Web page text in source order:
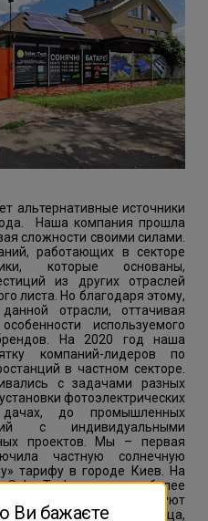
альтернативные источники
Наша компания прошла
сложности своими силами.
работающих в секторе
которые основаны,
из других отраслей
листа. Но благодаря этому,
отрасли, оттачивая
используемого
На 2020 год наша
компаний-лидеров по
в частном секторе.
с задачами разных
фотоэлектрических
до промышленных
с индивидуальными
проектов. Мы – первая
частную солнечную
тарифу в городе Киев. На
Tech завершила более
которые используют
энергии: энергии солнца,
Ви бажаєте